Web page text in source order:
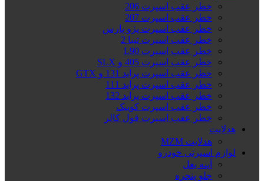
خطر عقب اسپرت 206
خطر عقب اسپرت 207
خطر عقب اسپرت پژو پارس
خطر عقب اسپرت تیبا 2
خطر عقب اسپرت L90
خطر عقب اسپرت 405 و SLX
خطر عقب اسپرت پراید 131 و GTX
خطر عقب اسپرت پراید 111
خطر عقب اسپرت پراید 132
خطر عقب اسپرت کوییک
خطر عقب اسپرت فول کالر
هدلایت
هدلایت MZM
لوازم اسپرتی خودرو
آینه بغل
جلو پنجره